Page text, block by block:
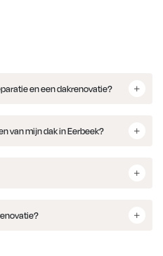
en een dakrenovatie?
van mijn dak in Eerbeek?